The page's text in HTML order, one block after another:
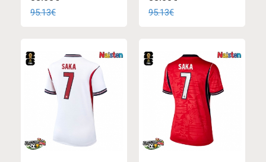
95.13€
95.13€